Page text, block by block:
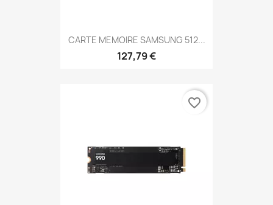
CARTE MEMOIRE SAMSUNG 512...
127,79 €
favorite_border